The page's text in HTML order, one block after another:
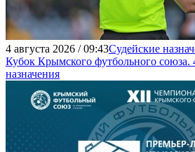
4 августа 2026 / 09:43Судейские
Кубок Крымского футбольного союза.
назначения